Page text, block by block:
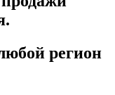
регион